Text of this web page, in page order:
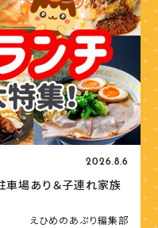
2026.8.6
車場あり＆子連れ家族
えひめのあぷり編集部